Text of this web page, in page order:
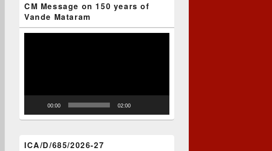
CM Message on 150 years of
Vande Mataram
00:00 02:00
ICA/D/685/2026-27